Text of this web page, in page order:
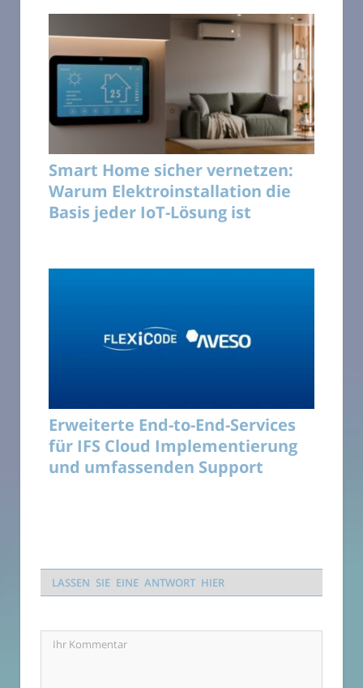
Smart Home sicher vernetzen:
Warum Elektroinstallation die
Basis jeder IoT-Lösung ist
Erweiterte End-to-End-Services
für IFS Cloud Implementierung
und umfassenden Support
LASSEN SIE EINE ANTWORT HIER